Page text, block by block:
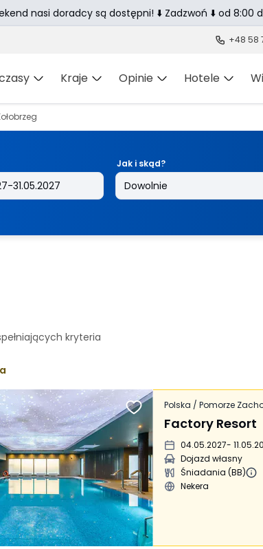
+48 58
Kraje Opinie Hotele
Jak i skąd?
kryteria
Polska / Pomorze
Factory Resort
04.05.2027-
Dojazd własny
Śniadania (BB)
Nekera
nasi doradcy są dostępni! ⬇️ Zadzwoń ⬇️ od 8:00